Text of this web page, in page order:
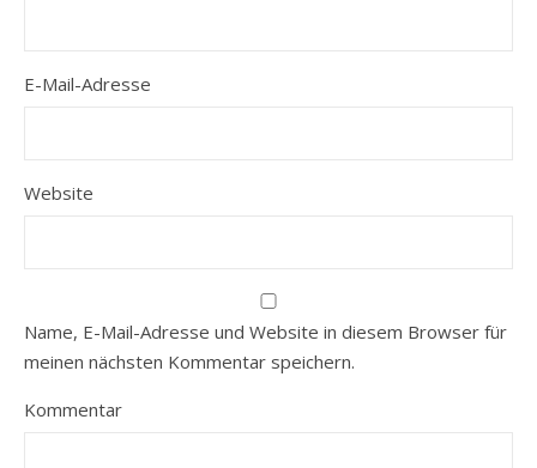
E-Mail-Adresse
Website
Name, E-Mail-Adresse und Website in diesem Browser für
meinen nächsten Kommentar speichern.
Kommentar